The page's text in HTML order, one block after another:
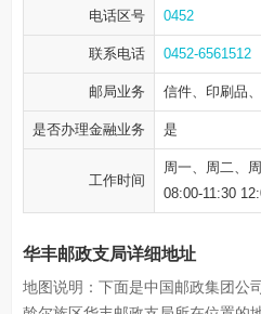
电话区号 0452
联系电话 0452-6561512
邮局业务 信件、印刷品
是否办理金融业务 是
工作时间
周一、周二、
08:00-11:30
华丰邮政支局详细地址
地图说明：下面是中国邮政集团公